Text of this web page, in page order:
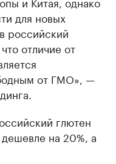
для новых
российский
отличие от
от ГМО», —
глютен
на 20%, а